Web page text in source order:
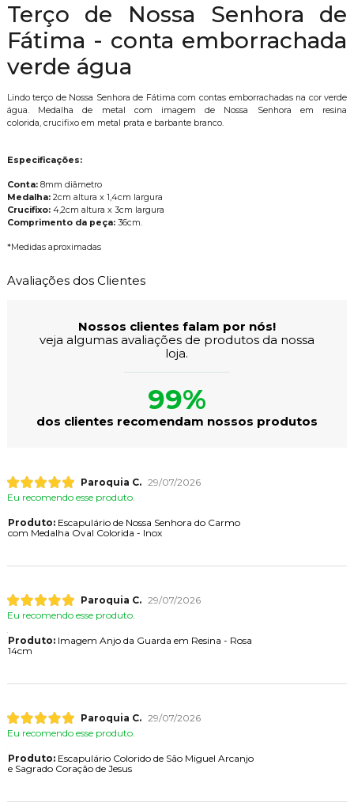
Terço de Nossa Senhora de
Fátima - conta emborrachada
verde água
Lindo terço de Nossa Senhora de Fátima com contas emborrachadas na cor verde
água. Medalha de metal com imagem de Nossa Senhora em resina
colorida, crucifixo em metal prata e barbante branco.
Especificações:
Conta:8mm diâmetro
Medalha:2cm altura x 1,4cm largura
Crucifixo:4,2cm altura x 3cm largura
Comprimento da peça:36cm.
*Medidas aproximadas
Avaliações dos Clientes
Nossos clientes falam por nós!
veja algumas avaliações de produtos da nossa
loja.
99%
dos clientes recomendam nossos produtos
Paroquia C. 29/07/2026
Eu recomendo esse produto.
Produto:Escapulário de Nossa Senhora do Carmo
com Medalha Oval Colorida - Inox
Paroquia C. 29/07/2026
Eu recomendo esse produto.
Produto:Imagem Anjo da Guarda em Resina - Rosa
14cm
Paroquia C. 29/07/2026
Eu recomendo esse produto.
Produto:Escapulário Colorido de São Miguel Arcanjo
e Sagrado Coração de Jesus